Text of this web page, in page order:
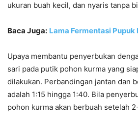
ukuran buah kecil, dan nyaris tanpa
Baca Juga: Lama Fermentasi Pupuk
Upaya membantu penyerbukan
sari pada putik pohon kurma yang
dilakukan. Perbandingan jantan dan
adalah 1:15 hingga 1:40. Bila
pohon kurma akan berbuah setelah